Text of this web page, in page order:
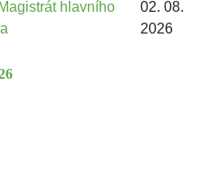
hlavního
02. 08.
2026